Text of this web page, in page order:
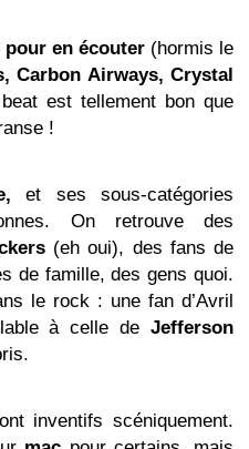
pour en écouter(hormis le
Carbon Airways, Crystal
est tellement bon que
!
et ses sous-catégories
On retrouve des
(eh oui), des fans de
de famille, des gens quoi.
le rock : une fan d’Avril
à celle de Jefferson
inventifs scéniquement.